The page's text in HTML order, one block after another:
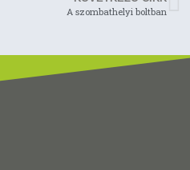
A szombathelyi boltban